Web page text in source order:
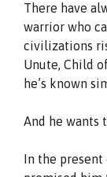
There have
warrior who
civilizations
Unute, Child
he’s known
And he wants
In the present